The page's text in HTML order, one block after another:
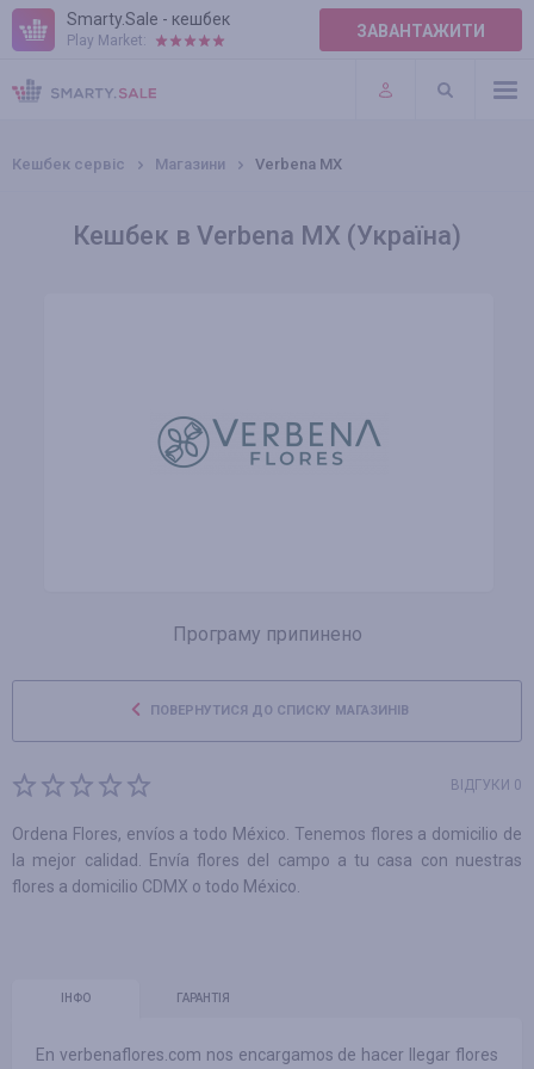
Smarty.Sale - кешбек
Play Market: ЗАВАНТАЖИТИ
ПРАВИЛА
ПЛАГІНИ
Кешбек сервіс Магазини Verbena MX
Кешбек в Verbena MX (Україна)
Програму припинено
ПОВЕРНУТИСЯ ДО СПИСКУ МАГАЗИНІВ
ВІДГУКИ 0
Ordena Flores, envíos a todo México. Tenemos flores a domicilio de
la mejor calidad. Envía flores del campo a tu casa con nuestras
flores a domicilio CDMX o todo México.
ІНФО ГАРАНТІЯ
En verbenaflores.com nos encargamos de hacer llegar flores